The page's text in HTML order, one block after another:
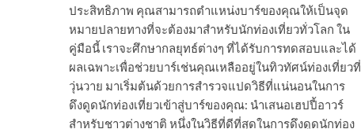
ประสิทธิภาพ คุณสามารถตำแหน่งบาร์ของคุณให้เป็นจุด
หมายปลายทางที่จะต้องมาสำหรับนักท่องเที่ยวทั่วโลก ใน
คู่มือนี้ เราจะศึกษากลยุทธ์ต่างๆ ที่ได้รับการทดสอบและได้
ผลเฉพาะเพื่อช่วยบาร์เช่นคุณเหลืออยู่ในทิวทัศน์ท่องเที่ยวที่
วุ่นวาย มาเริ่มต้นด้วยการสำรวจแปดวิธีที่แน่นอนในการ
ดึงดูดนักท่องเที่ยวเข้าสู่บาร์ของคุณ: นำเสนอเฮปปี้อาวร์
สำหรับชาวต่างชาติ หนึ่งในวิธีที่ดีที่สุดในการดึงดูดนักท่อง